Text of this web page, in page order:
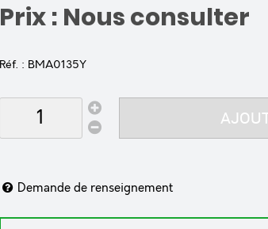
Prix : Nous consulter
Réf. : BMA0135Y
Demande de renseignement